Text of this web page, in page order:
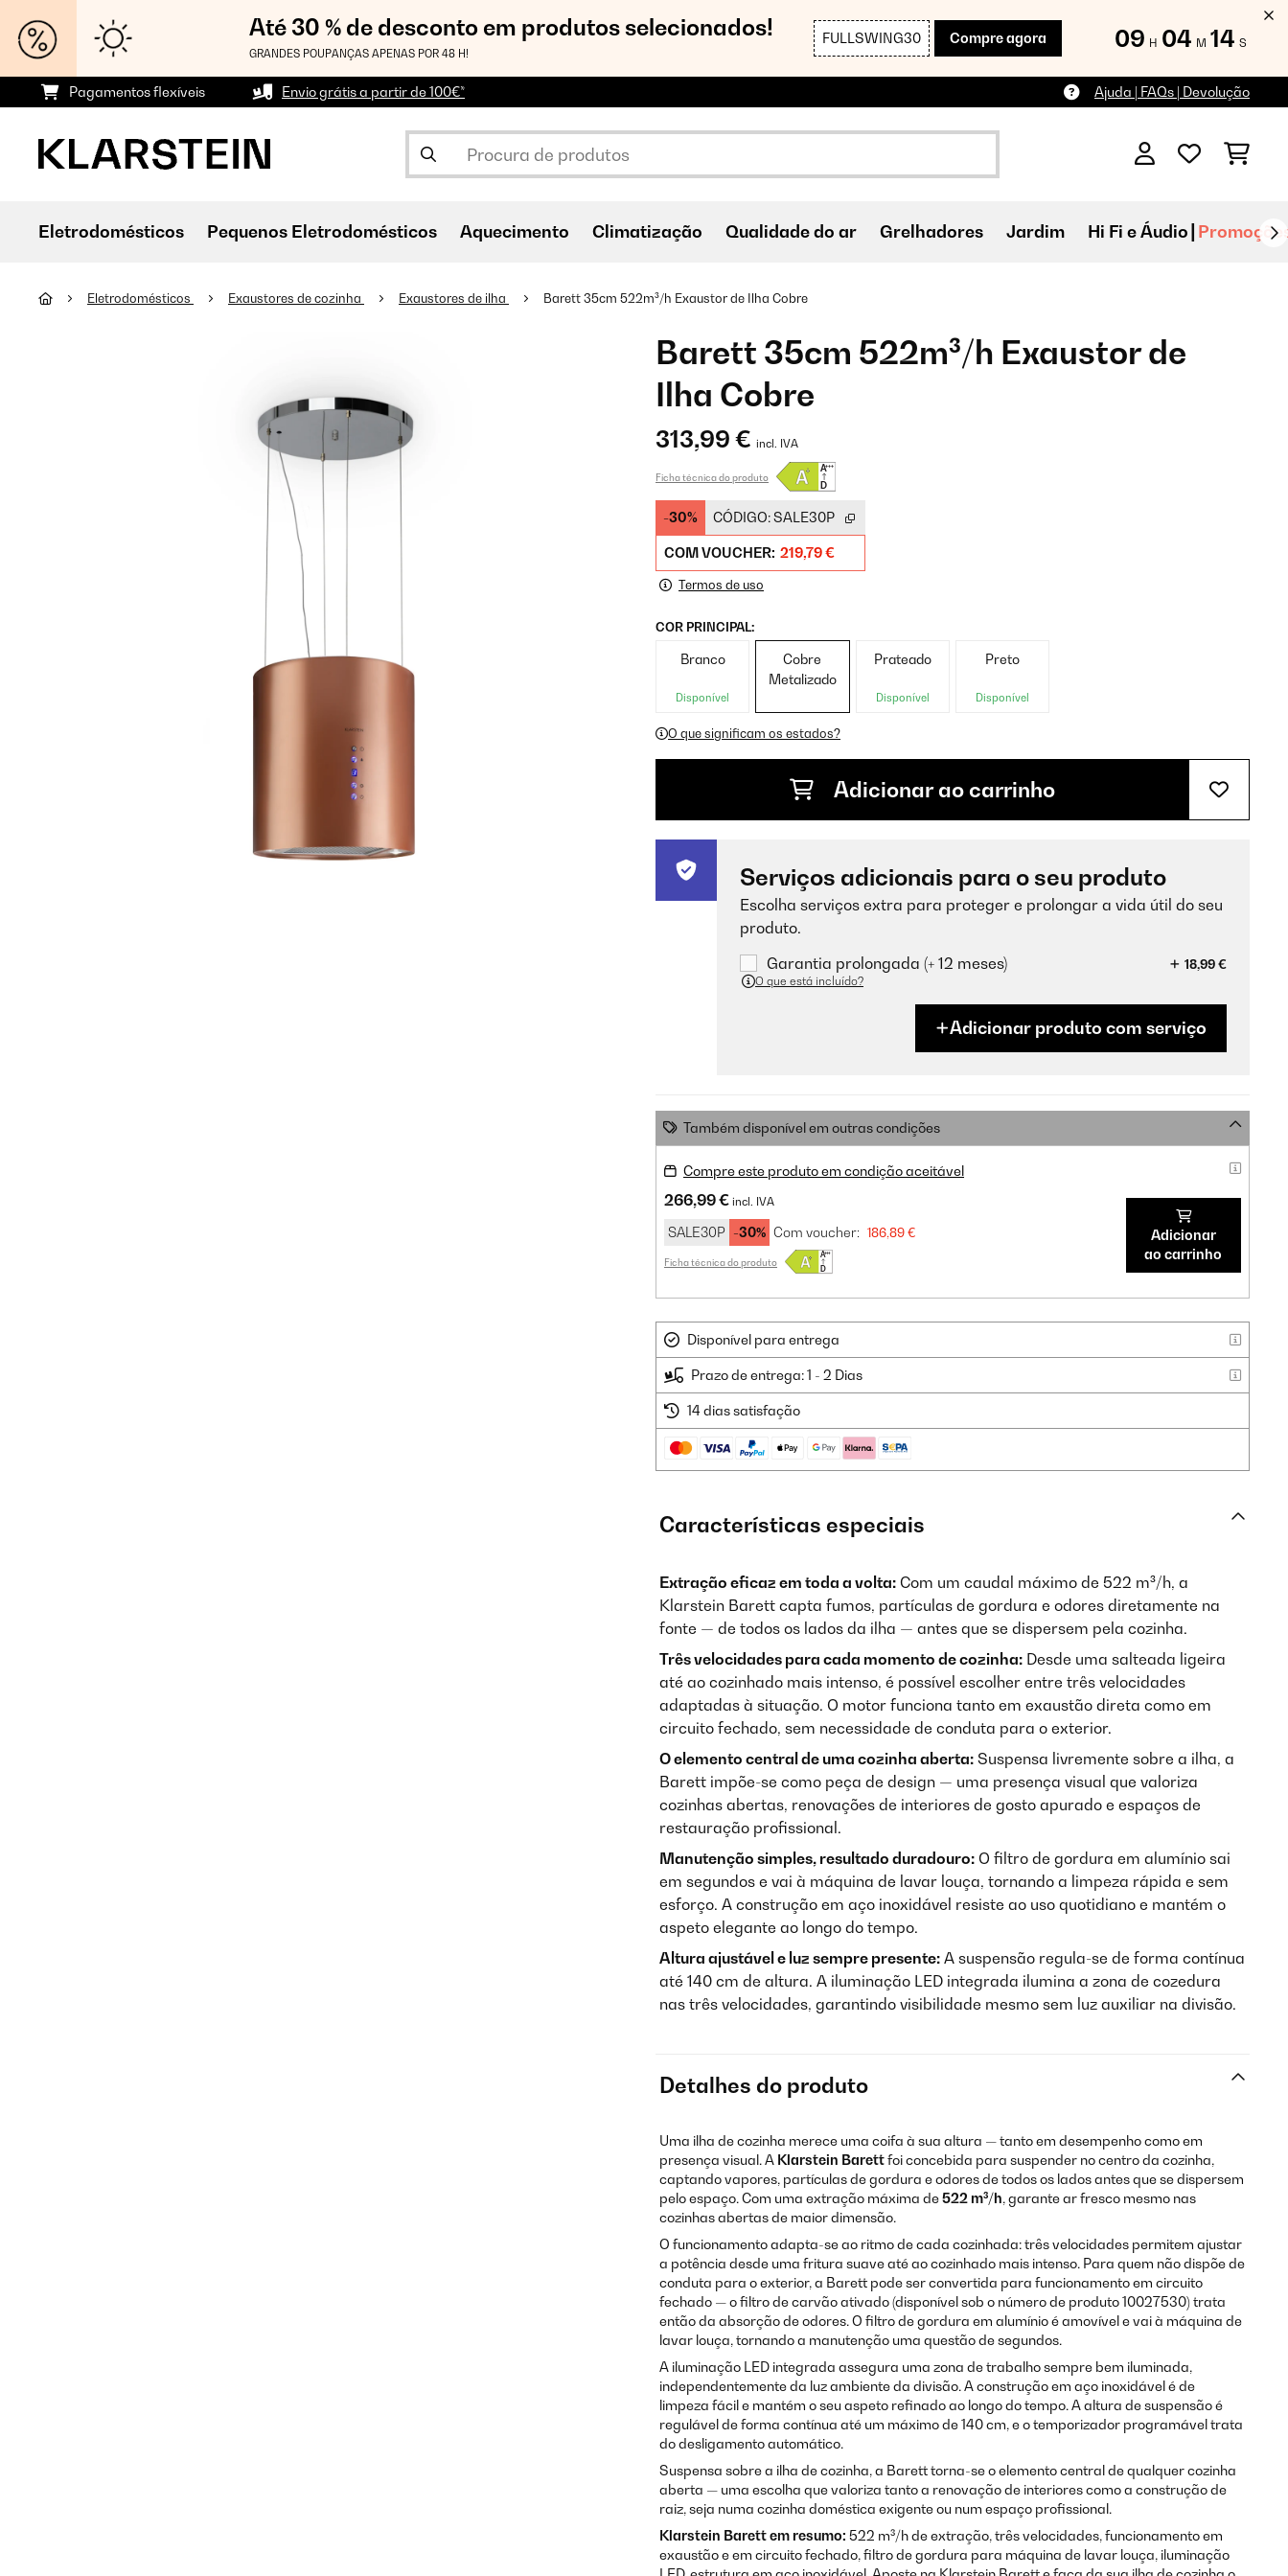
Até 30 % de desconto em produtos selecionados!
GRANDES POUPANÇAS APENAS POR 48 H!
FULLSWING30 Compre agora 09 H 04 M 12 S
Pagamentos flexíveis Envio grátis a partir de 100€* Ajuda | FAQs | Devolução
Eletrodomésticos Pequenos Eletrodomésticos Aquecimento Climatização Qualidade do ar Grelhadores Jardim Hi Fi e Áudio
Eletrodomésticos Exaustores de cozinha Exaustores de ilha Barett 35cm 522m³/h Exaustor de Ilha Cobre
Barett 35cm 522m³/h Exaustor de
Ilha Cobre
313,99 € incl. IVA
Ficha técnica do produto
-30% CÓDIGO:SALE30P
COM VOUCHER: 219,79 €
Termos de uso
COR PRINCIPAL:
Branco
Disponível
Cobre
Metalizado
Prateado
Disponível
Preto
Disponível
O que significam os estados?
Adicionar ao carrinho
Serviços adicionais para o seu produto
Escolha serviços extra para proteger e prolongar a vida útil do seu
produto.
Garantia prolongada (+ 12 meses)
18,99 €
O que está incluído?
Adicionar produto com serviço
Também disponível em outras condições
Compre este produto em condição aceitável
266,99 € incl. IVA
SALE30P -30% Com voucher: 186,89 €
Ficha técnica do produto
Adicionar
ao carrinho
Disponível para entrega
Prazo de entrega: 1 - 2 Dias
14 dias satisfação
Características especiais
Extração eficaz em toda a volta: Com um caudal máximo de 522 m³/h, a
Klarstein Barett capta fumos, partículas de gordura e odores diretamente na
fonte — de todos os lados da ilha — antes que se dispersem pela cozinha.
Três velocidades para cada momento de cozinha: Desde uma salteada ligeira
até ao cozinhado mais intenso, é possível escolher entre três velocidades
adaptadas à situação. O motor funciona tanto em exaustão direta como em
circuito fechado, sem necessidade de conduta para o exterior.
O elemento central de uma cozinha aberta: Suspensa livremente sobre a ilha, a
Barett impõe-se como peça de design — uma presença visual que valoriza
cozinhas abertas, renovações de interiores de gosto apurado e espaços de
restauração profissional.
Manutenção simples, resultado duradouro: O filtro de gordura em alumínio sai
em segundos e vai à máquina de lavar louça, tornando a limpeza rápida e sem
esforço. A construção em aço inoxidável resiste ao uso quotidiano e mantém o
aspeto elegante ao longo do tempo.
Altura ajustável e luz sempre presente: A suspensão regula-se de forma contínua
até 140 cm de altura. A iluminação LED integrada ilumina a zona de cozedura
nas três velocidades, garantindo visibilidade mesmo sem luz auxiliar na divisão.
Detalhes do produto
Uma ilha de cozinha merece uma coifa à sua altura — tanto em desempenho como em
presença visual. A Klarstein Barettfoi concebida para suspender no centro da cozinha,
captando vapores, partículas de gordura e odores de todos os lados antes que se dispersem
pelo espaço. Com uma extração máxima de522 m³/h, garante ar fresco mesmo nas
cozinhas abertas de maior dimensão.
O funcionamento adapta-se ao ritmo de cada cozinhada: três velocidades permitem ajustar
a potência desde uma fritura suave até ao cozinhado mais intenso. Para quem não dispõe de
conduta para o exterior, a Barett pode ser convertida para funcionamento em circuito
fechado — o filtro de carvão ativado (disponível sob o número de produto 10027530) trata
então da absorção de odores. O filtro de gordura em alumínio é amovível e vai à máquina de
lavar louça, tornando a manutenção uma questão de segundos.
A iluminação LED integrada assegura uma zona de trabalho sempre bem iluminada,
independentemente da luz ambiente da divisão. A construção em aço inoxidável é de
limpeza fácil e mantém o seu aspeto refinado ao longo do tempo. A altura de suspensão é
regulável de forma contínua até um máximo de 140 cm, e o temporizador programável trata
do desligamento automático.
Suspensa sobre a ilha de cozinha, a Barett torna-se o elemento central de qualquer cozinha
aberta — uma escolha que valoriza tanto a renovação de interiores como a construção de
raiz, seja numa cozinha doméstica exigente ou num espaço profissional.
Klarstein Barett em resumo: 522 m³/h de extração, três velocidades, funcionamento em
exaustão e em circuito fechado, filtro de gordura para máquina de lavar louça, iluminação